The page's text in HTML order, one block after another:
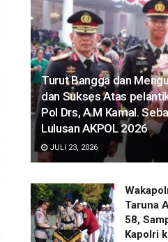
Turut Bangga dan
dan Sukses Atas
Pol Drs, A.M Kamal.
Lulusan AKPOL 2026
JULI 23, 2026
Taruna
58,
Kapolri